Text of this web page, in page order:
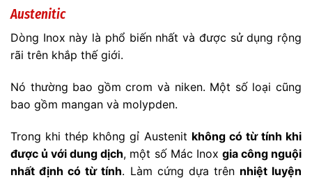
Austenitic
Dòng Inox này là phổ biến nhất và được sử dụng rộng
rãi trên khắp thế giới.
Nó thường bao gồm crom và niken. Một số loại cũng
bao gồm mangan và molypden.
Trong khi thép không gỉ Austenit không có từ tính khi
được ủ với dung dịch, một số Mác Inox gia công nguội
nhất định có từ tính. Làm cứng dựa trên nhiệt luyện